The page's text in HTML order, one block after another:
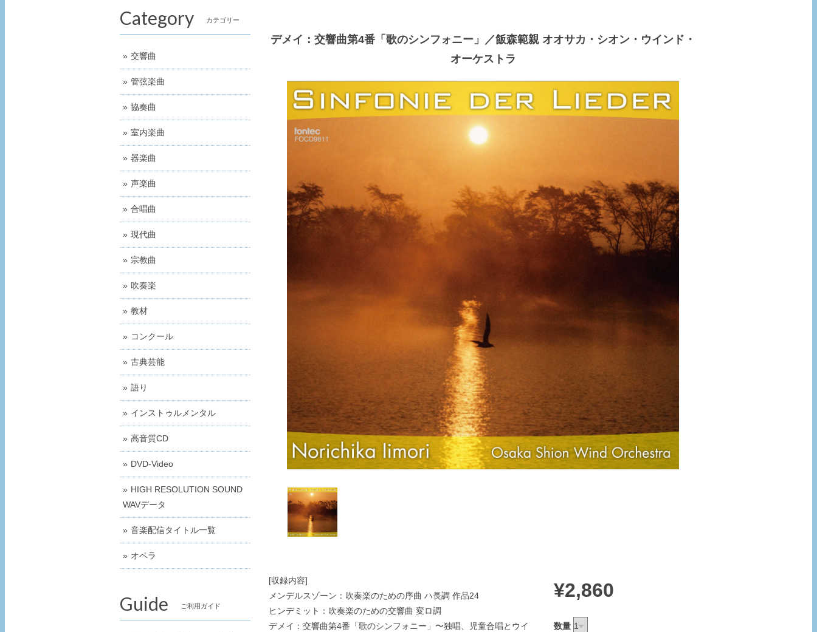
デメイ：交響曲第4番「歌のシンフォニー」／飯森範親 オオサカ・シオン・ウインド・
オーケストラ
[収録内容]
メンデルスゾーン：吹奏楽のための序曲 ハ長調 作品24
ヒンデミット：吹奏楽のための交響曲 変ロ調
デメイ：交響曲第4番「歌のシンフォニー」〜独唱、児童合唱とウイ
¥2,860
数量
Category カテゴリー
交響曲
管弦楽曲
協奏曲
室内楽曲
器楽曲
声楽曲
合唱曲
現代曲
宗教曲
吹奏楽
教材
コンクール
古典芸能
語り
インストゥルメンタル
高音質CD
DVD-Video
HIGH RESOLUTION SOUND
WAVデータ
音楽配信タイトル一覧
オペラ
Guide ご利用ガイド